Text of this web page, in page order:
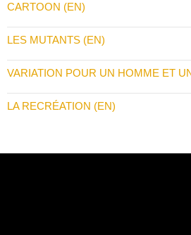
CARTOON (EN)
LES MUTANTS (EN)
VARIATION POUR UN HOMME ET
LA RECRÉATION (EN)